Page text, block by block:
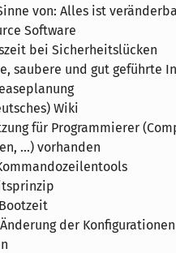
von: Alles ist
Software
bei Sicherheitslücken
saubere und gut geführte
Wiki
für Programmierer
...) vorhanden
der